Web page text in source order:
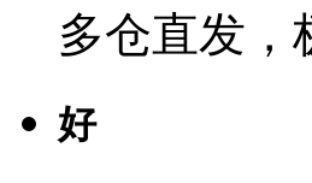
多仓直发，
好